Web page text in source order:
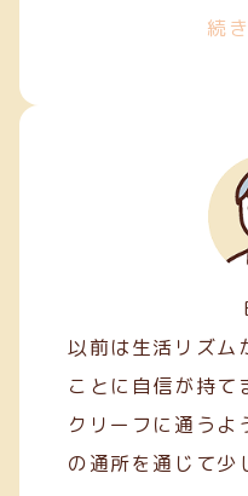
最初は両面テー続
以前は生活リズム
ことに自信が持て
クリーフに通うよ
の通所を通じて少